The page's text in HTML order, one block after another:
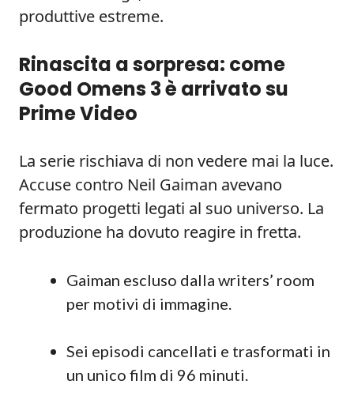
produttive estreme.
Rinascita a sorpresa: come
Good Omens 3 è arrivato su
Prime Video
La serie rischiava di non vedere mai la luce.
Accuse contro Neil Gaiman avevano
fermato progetti legati al suo universo. La
produzione ha dovuto reagire in fretta.
Gaiman escluso dalla writers’ room
per motivi di immagine.
Sei episodi cancellati e trasformati in
un unico film di 96 minuti.